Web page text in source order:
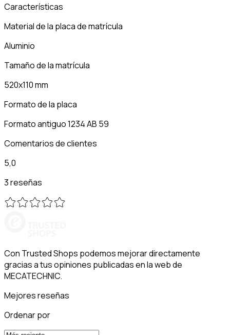
Características
Material de la placa de matrícula
Aluminio
Tamaño de la matrícula
520x110 mm
Formato de la placa
Formato antiguo 1234 AB 59
Comentarios de clientes
5,0
3 reseñas
Con Trusted Shops podemos mejorar directamente
gracias a tus opiniones publicadas en la web de
MECATECHNIC.
Mejores reseñas
Ordenar por